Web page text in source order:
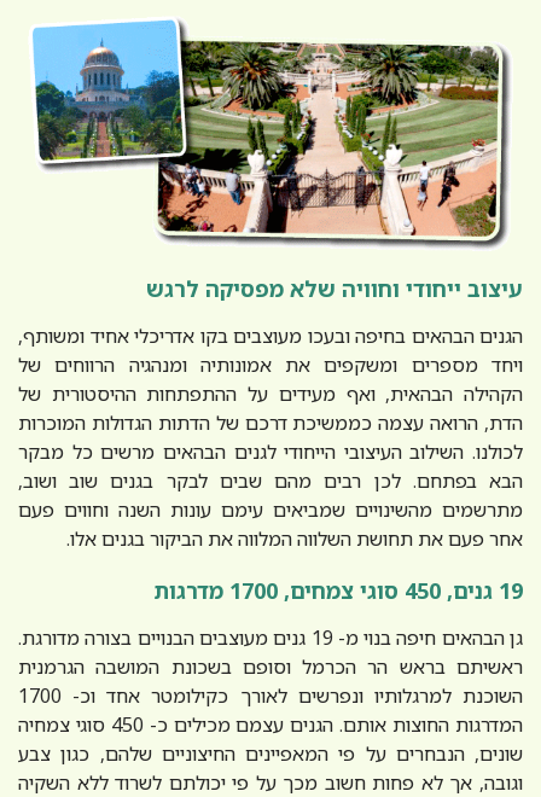
עיצוב ייחודי וחוויה שלא מפסיקה לרגש
הגנים הבהאים בחיפה ובעכו מעוצבים בקו אדריכלי אחיד ומשותף,
ויחד מספרים ומשקפים את אמונותיה ומנהגיה הרווחים של
הקהילה הבהאית, ואף מעידים על ההתפתחות ההיסטורית של
הדת, הרואה עצמה כממשיכת דרכם של הדתות הגדולות המוכרות
לכולנו. השילוב העיצובי הייחודי לגנים הבהאים מרשים כל מבקר
הבא בפתחם. לכן רבים מהם שבים לבקר בגנים שוב ושוב,
מתרשמים מהשינויים שמביאים עימם עונות השנה וחווים פעם
אחר פעם את תחושת השלווה המלווה את הביקור בגנים אלו.
19 גנים, 450 סוגי צמחים, 1700 מדרגות
גן הבהאים חיפה בנוי מ- 19 גנים מעוצבים הבנויים בצורה מדורגת.
ראשיתם בראש הר הכרמל וסופם בשכונת המושבה הגרמנית
השוכנת למרגלותיו ונפרשים לאורך כקילומטר אחד וכ- 1700
המדרגות החוצות אותם. הגנים עצמם מכילים כ- 450 סוגי צמחיה
שונים, הנבחרים על פי המאפיינים החיצוניים שלהם, כגון צבע
וגובה, אך לא פחות חשוב מכך על פי יכולתם לשרוד ללא השקיה